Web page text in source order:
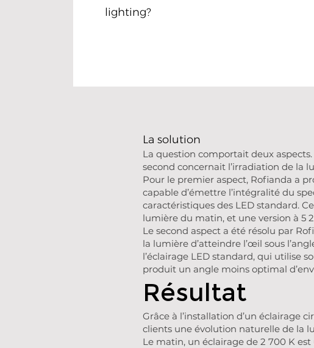
lighting?
La solution
La question comportait deux
second concernait l’irradiation de la
Pour le premier aspect, Rofianda a
capable d’émettre l’intégralité du
caractéristiques des LED standard.
lumière du matin, et une version à 5
Le second aspect a été résolu par
la lumière d’atteindre l’œil sous
l’éclairage LED standard, qui utilise
produit un angle moins optimal
Résultat
Grâce à l’installation d’un éclairage
clients une évolution naturelle de la
Le matin, un éclairage de 2 700 K